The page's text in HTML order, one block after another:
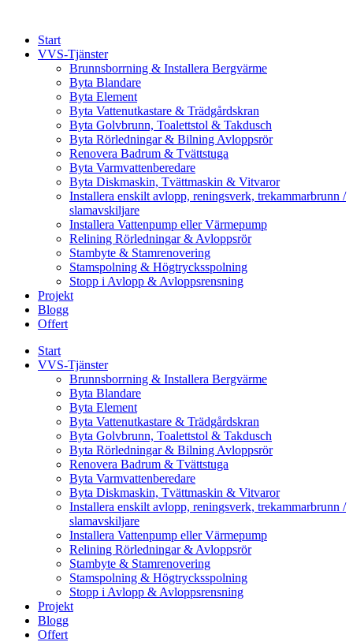
contentStart
VVS-Tjänster
Brunnsborrning & Installera Bergvärme
Byta Blandare
Byta Element
Byta Vattenutkastare & Trädgårdskran
Byta Golvbrunn, Toalettstol & Takdusch
Byta Rörledningar & Bilning Avloppsrör
Renovera Badrum & Tvättstuga
Byta Varmvattenberedare
Byta Diskmaskin, Tvättmaskin & Vitvaror
Installera enskilt avlopp, reningsverk, trekammarbrunn /
slamavskiljare
Installera Vattenpump eller Värmepump
Relining Rörledningar & Avloppsrör
Stambyte & Stamrenovering
Stamspolning & Högtrycksspolning
Stopp i Avlopp & Avloppsrensning
Projekt
Blogg
Offert
Start
VVS-Tjänster
Brunnsborrning & Installera Bergvärme
Byta Blandare
Byta Element
Byta Vattenutkastare & Trädgårdskran
Byta Golvbrunn, Toalettstol & Takdusch
Byta Rörledningar & Bilning Avloppsrör
Renovera Badrum & Tvättstuga
Byta Varmvattenberedare
Byta Diskmaskin, Tvättmaskin & Vitvaror
Installera enskilt avlopp, reningsverk, trekammarbrunn /
slamavskiljare
Installera Vattenpump eller Värmepump
Relining Rörledningar & Avloppsrör
Stambyte & Stamrenovering
Stamspolning & Högtrycksspolning
Stopp i Avlopp & Avloppsrensning
Projekt
Blogg
Offert